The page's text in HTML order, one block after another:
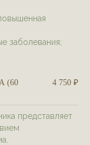
заболевания;
(60
4 750 ₽
представляет